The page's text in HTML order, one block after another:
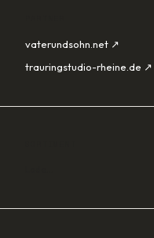
vaterundsohn.net ↗
trauringstudio-rheine.de ↗